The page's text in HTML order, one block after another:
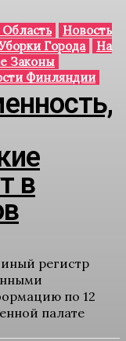
Новость
Города
На
Законы
Финляндии
в
регистр
по 12
палате